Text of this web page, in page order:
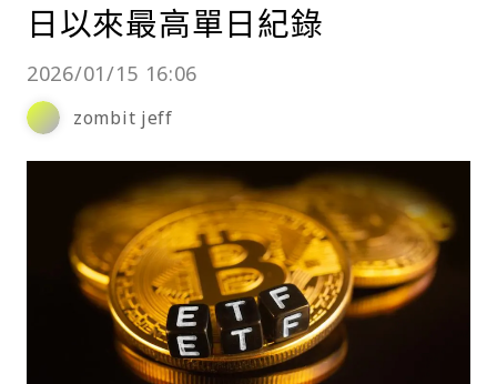
日以來最高單日紀錄
2026/01/15 16:06
zombit jeff